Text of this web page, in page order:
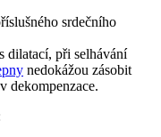
srdečního
dilatací, při selhávání
nedokážou zásobit
dekompenzace.